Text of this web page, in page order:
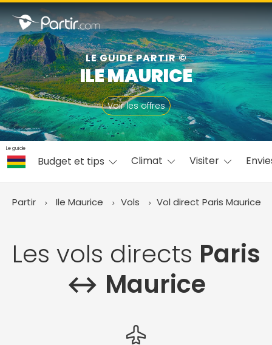
LE GUIDE PARTIR ©
ILE MAURICE
Voir les offres
Le guide
Budget et tips Climat Visiter
Partir Ile Maurice Vols Vol direct Paris Maurice
Les vols directs Paris
↔︎ Maurice
Fermer
📍 Destinations populaires
☀️ Où partir par mois
Juillet
Août Septembre
Octobre